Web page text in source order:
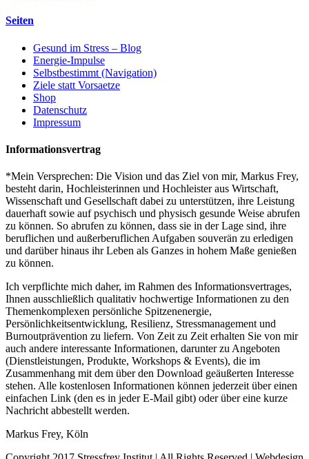
Seiten
Gesund im Stress – Blog
Energie-Impulse
Selbstbestimmt (Navigation)
Ziele statt Vorsaetze
Shop
Datenschutz
Impressum
Informationsvertrag
*Mein Versprechen: Die Vision und das Ziel von mir, Markus Frey,
besteht darin, Hochleisterinnen und Hochleister aus Wirtschaft,
Wissenschaft und Gesellschaft dabei zu unterstützen, ihre Leistung
dauerhaft sowie auf psychisch und physisch gesunde Weise abrufen
zu können. So abrufen zu können, dass sie in der Lage sind, ihre
beruflichen und außerberuflichen Aufgaben souverän zu erledigen
und darüber hinaus ihr Leben als Ganzes in hohem Maße genießen
zu können.
Ich verpflichte mich daher, im Rahmen des Informationsvertrages,
Ihnen ausschließlich qualitativ hochwertige Informationen zu den
Themenkomplexen persönliche Spitzenenergie,
Persönlichkeitsentwicklung, Resilienz, Stressmanagement und
Burnoutprävention zu liefern. Von Zeit zu Zeit erhalten Sie von mir
auch andere interessante Informationen, darunter zu Angeboten
(Dienstleistungen, Produkte, Workshops & Events), die im
Zusammenhang mit dem über den Download geäußerten Interesse
stehen. Alle kostenlosen Informationen können jederzeit über einen
einfachen Link (den es in jeder E-Mail gibt) oder über eine kurze
Nachricht abbestellt werden.
Markus Frey, Köln